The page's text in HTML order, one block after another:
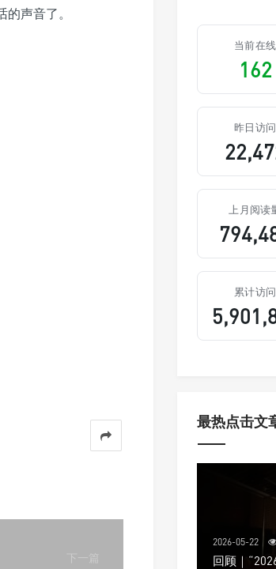
声音了。
下一篇
当前在线
162
昨日访问
上月阅读
累计访问
最热点击文
2026-05-22
回顾｜